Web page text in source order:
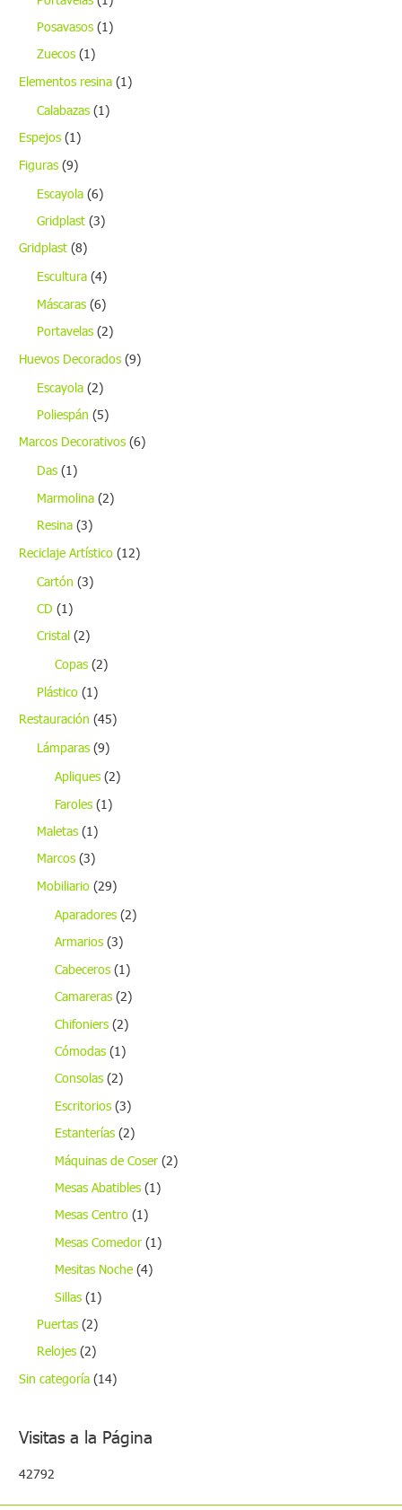
Posavasos (1)
Zuecos (1)
Elementos resina (1)
Calabazas (1)
Espejos (1)
Figuras (9)
Escayola (6)
Gridplast (3)
Gridplast (8)
Escultura (4)
Máscaras (6)
Portavelas (2)
Huevos Decorados (9)
Escayola (2)
Poliespán (5)
Marcos Decorativos (6)
Das (1)
Marmolina (2)
Resina (3)
Reciclaje Artístico (12)
Cartón (3)
CD (1)
Cristal (2)
Copas (2)
Plástico (1)
Restauración (45)
Lámparas (9)
Apliques (2)
Faroles (1)
Maletas (1)
Marcos (3)
Mobiliario (29)
Aparadores (2)
Armarios (3)
Cabeceros (1)
Camareras (2)
Chifoniers (2)
Cómodas (1)
Consolas (2)
Escritorios (3)
Estanterías (2)
Máquinas de Coser (2)
Mesas Abatibles (1)
Mesas Centro (1)
Mesas Comedor (1)
Mesitas Noche (4)
Sillas (1)
Puertas (2)
Relojes (2)
Sin categoría (14)
Visitas a la Página
42792